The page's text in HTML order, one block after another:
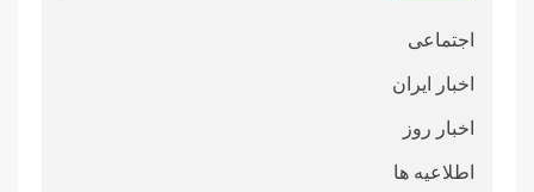
اجتماعی
اخبار ایران
اخبار روز
اطلاعیه ها